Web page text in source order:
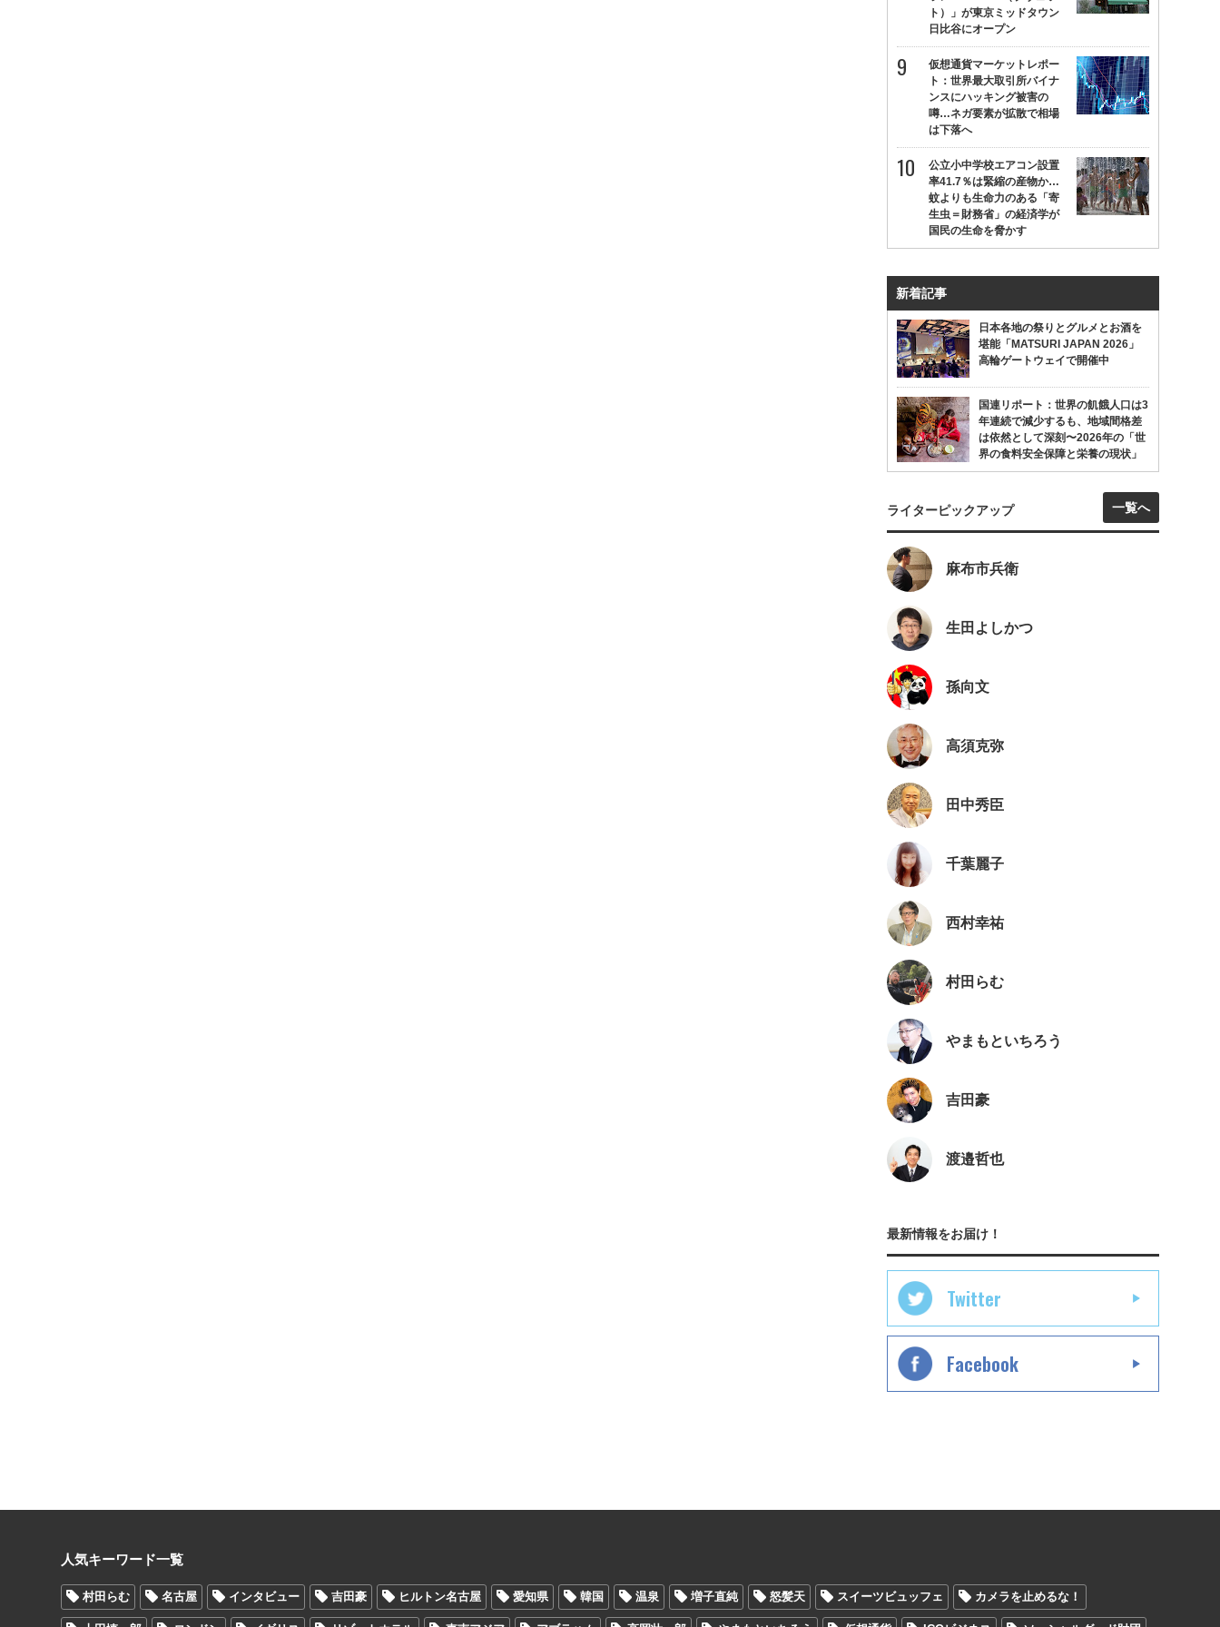
ト）」が東京ミッドタウン
日比谷にオープン
仮想通貨マーケットレポー
ト：世界最大取引所バイナ
ンスにハッキング被害の
噂…ネガ要素が拡散で相場
は下落へ
公立小中学校エアコン設置
率41.7％は緊縮の産物か…
蚊よりも生命力のある「寄
生虫＝財務省」の経済学が
国民の生命を脅かす
新着記事
日本各地の祭りとグルメとお酒を
堪能「MATSURI JAPAN 2026」
高輪ゲートウェイで開催中
国連リポート：世界の飢餓人口は3
年連続で減少するも、地域間格差
は依然として深刻〜2026年の「世
界の食料安全保障と栄養の現状」
ライターピックアップ 一覧へ
麻布市兵衛
生田よしかつ
孫向文
高須克弥
田中秀臣
千葉麗子
西村幸祐
村田らむ
やまもといちろう
吉田豪
渡邉哲也
最新情報をお届け！
Twitter
Facebook
人気キーワード一覧
村田らむ 名古屋 インタビュー 吉田豪 ヒルトン名古屋 愛知県 韓国 温泉 増子直純 怒髪天 スイーツビュッフェ カメラを止めるな！